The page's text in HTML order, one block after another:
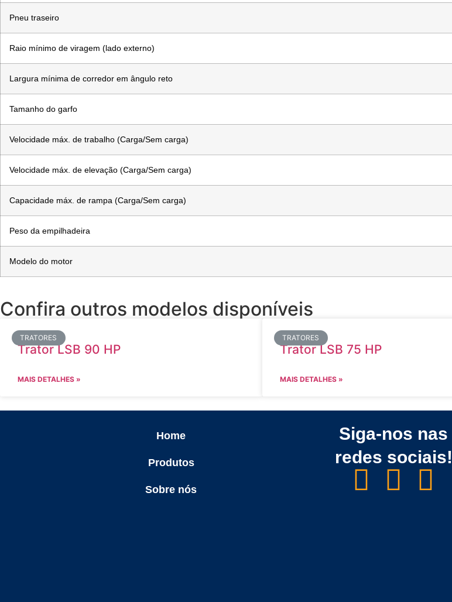
Pneu traseiro
Raio mínimo de viragem (lado externo)
Largura mínima de corredor em ângulo reto
Tamanho do garfo
Velocidade máx. de trabalho (Carga/Sem carga)
Velocidade máx. de elevação (Carga/Sem carga)
Capacidade máx. de rampa (Carga/Sem carga)
Peso da empilhadeira
Modelo do motor
Confira outros modelos disponíveis
TRATORES
Trator LSB 90 HP
MAIS DETALHES »
TRATORES
Trator LSB 75 HP
MAIS DETALHES »
Home
Produtos
Sobre nós
Siga-nos nas
redes sociais!